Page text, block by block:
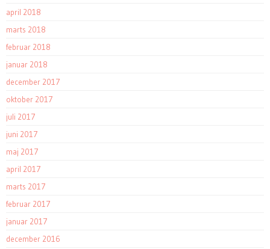
april 2018
marts 2018
februar 2018
januar 2018
december 2017
oktober 2017
juli 2017
juni 2017
maj 2017
april 2017
marts 2017
februar 2017
januar 2017
december 2016